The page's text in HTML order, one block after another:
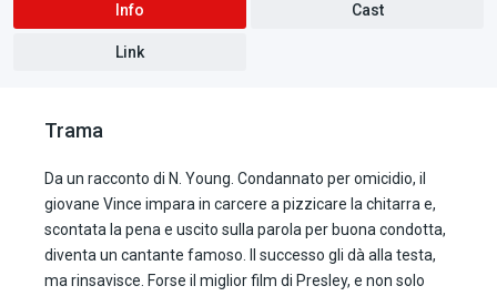
Info Cast
Link
Trama
Da un racconto di N. Young. Condannato per omicidio, il
giovane Vince impara in carcere a pizzicare la chitarra e,
scontata la pena e uscito sulla parola per buona condotta,
diventa un cantante famoso. Il successo gli dà alla testa,
ma rinsavisce. Forse il miglior film di Presley, e non solo